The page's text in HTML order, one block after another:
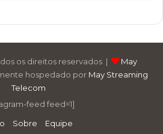
os direitos reservados |
May
hospedado por May Streaming
Telecom
feed feed=1]
Sobre Equipe